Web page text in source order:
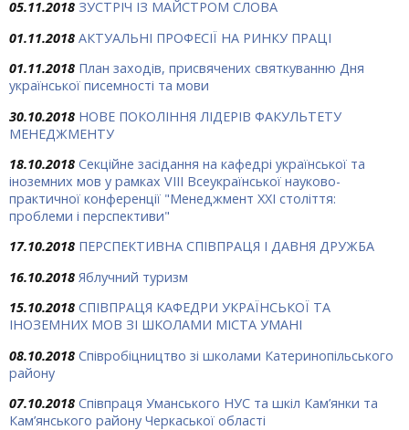
05.11.2018 ЗУСТРІЧ ІЗ МАЙСТРОМ СЛОВА
01.11.2018 АКТУАЛЬНІ ПРОФЕСІЇ НА РИНКУ ПРАЦІ
01.11.2018 План заходів, присвячених святкуванню Дня
української писемності та мови
30.10.2018 НОВЕ ПОКОЛІННЯ ЛІДЕРІВ ФАКУЛЬТЕТУ
МЕНЕДЖМЕНТУ
18.10.2018 Секційне засідання на кафедрі української та
іноземних мов у рамках VІІІ Всеукраїнської науково-
практичної конференції "Менеджмент ХХІ століття:
проблеми і перспективи"
17.10.2018 ПЕРСПЕКТИВНА СПІВПРАЦЯ І ДАВНЯ ДРУЖБА
16.10.2018 Яблучний туризм
15.10.2018 СПІВПРАЦЯ КАФЕДРИ УКРАЇНСЬКОЇ ТА
ІНОЗЕМНИХ МОВ ЗІ ШКОЛАМИ МІСТА УМАНІ
08.10.2018 Співробіцництво зі школами Катеринопільського
району
07.10.2018 Співпраця Уманського НУС та шкіл Кам’янки та
Кам’янського району Черкаської області